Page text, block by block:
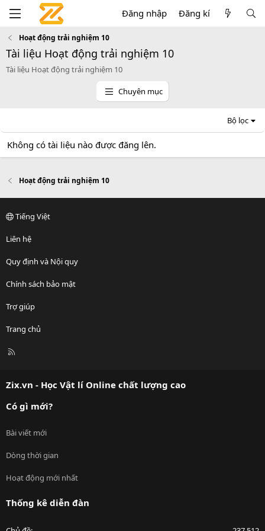
Đăng nhập Đăng kí
Hoạt động trải nghiệm 10
Tài liệu Hoạt động trải nghiệm 10
Tài liệu Hoạt động trải nghiệm 10
Chuyên mục
Bộ lọc
Không có tài liệu nào được đăng lên.
Hoạt động trải nghiệm 10
Tiếng Việt
Liên hệ
Quy định và Nội quy
Chính sách bảo mật
Trợ giúp
Trang chủ
R
Zix.vn - Học Vật lí Online chất lượng cao
Có gì mới?
Bài viết mới
Dòng thời gian
Hoạt động mới nhất
Thống kê diễn đàn